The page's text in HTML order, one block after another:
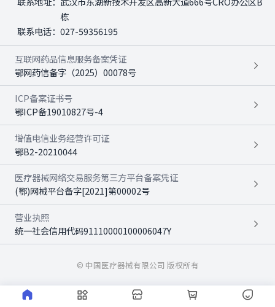
栋
联系电话： 027-59356195
互联网药品信息服务备案凭证
鄂网药信备字（2025）00078号
ICP备案证书号
鄂ICP备19010827号-4
增值电信业务经营许可证
鄂B2-20210044
医疗器械网络交易服务第三方平台备案凭证
(鄂)网械平台备字[2021]第00002号
营业执照
统一社会信用代码91110000100006047Y
© 中国医疗器械有限公司 版权所有